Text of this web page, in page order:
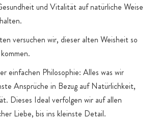
und Vitalität auf natürliche Weise
versuchen wir, dieser alten Weisheit so
einfachen Philosophie: Alles was wir
Ansprüche in Bezug auf Natürlichkeit,
Dieses Ideal verfolgen wir auf allen
Liebe, bis ins kleinste Detail.